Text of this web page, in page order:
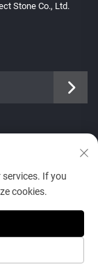
Stone Co., Ltd.
бюлетин
If you
cookies.